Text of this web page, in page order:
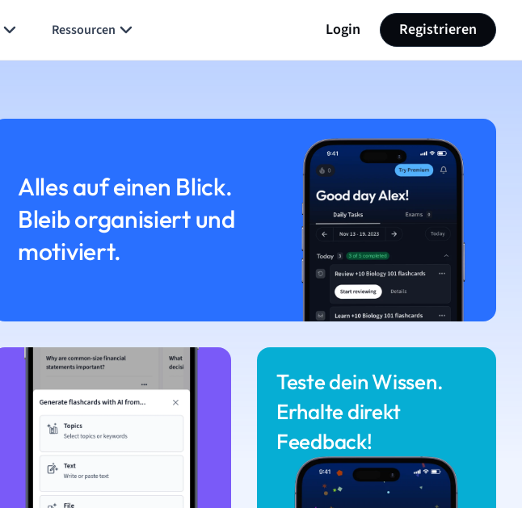
Ressourcen Login Registrieren
Alles auf einen Blick.
Bleib organisiert und
motiviert.
Teste dein Wissen.
Erhalte direkt
Feedback!